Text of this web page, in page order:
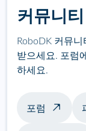
커뮤니티
RoboDK 커뮤
받으세요. 포럼
하세요.
포럼